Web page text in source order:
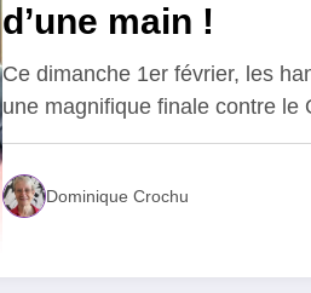
d’une main !
Ce dimanche 1er février, les
une magnifique finale contre le
Dominique Crochu